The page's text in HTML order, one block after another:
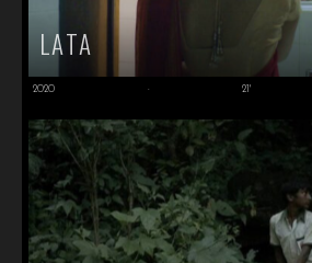
LATA
2020 · 21'